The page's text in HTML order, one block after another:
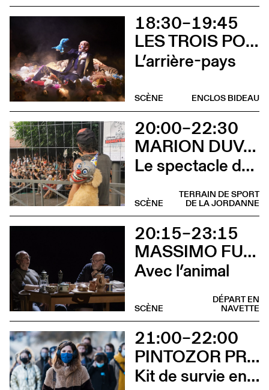
18:30–19:45
LES TROIS POINTS DE SUSPENSION & 3615 DAKOTA
L’arrière-pays
ENCLOS BIDEAU
SCÈNE
20:00–22:30
MARION DUVAL - CIE CHRIS CADILLAC
Le spectacle de merde
TERRAIN DE SPORT
DE LA JORDANNE
SCÈNE
20:15–23:15
MASSIMO FURLAN ET CLAIRE DE RIBAUPIERRE
Avec l’animal
DÉPART EN
NAVETTE
SCÈNE
21:00–22:00
PINTOZOR PROD. ET MARION THOMAS
Kit de survie en territoire masculiniste